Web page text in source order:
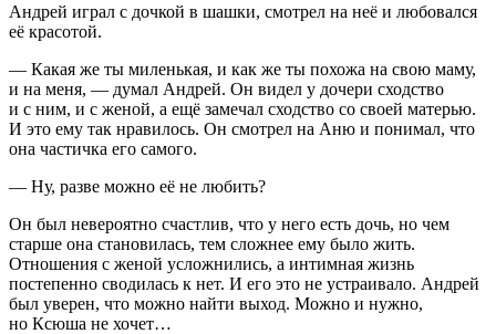
Андрей играл с дочкой в шашки, смотрел на неё и любовался
её красотой.
— Какая же ты миленькая, и как же ты похожа на свою маму,
и на меня, — думал Андрей. Он видел у дочери сходство
и с ним, и с женой, а ещё замечал сходство со своей матерью.
И это ему так нравилось. Он смотрел на Аню и понимал, что
она частичка его самого.
— Ну, разве можно её не любить?
Он был невероятно счастлив, что у него есть дочь, но чем
старше она становилась, тем сложнее ему было жить.
Отношения с женой усложнились, а интимная жизнь
постепенно сводилась к нет. И его это не устраивало. Андрей
был уверен, что можно найти выход. Можно и нужно,
но Ксюша не хочет…